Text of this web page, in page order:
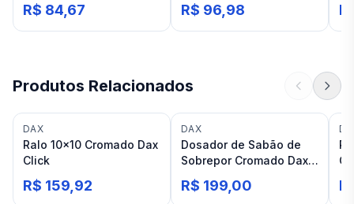
R$ 84,67 R$ 96,98
Produtos Relacionados
DAX
Ralo 10×10 Cromado Dax
Click
R$ 159,92
DAX
Dosador de Sabão de
Sobrepor Cromado Dax
Michigan
R$ 199,00